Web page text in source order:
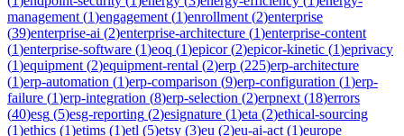
management (1)engagement (1)enrollment (2)enterprise
(39)enterprise-ai (2)enterprise-architecture (1)enterprise-content
(1)enterprise-software (1)eoq (1)epicor(2)epicor-kinetic (1)eprivacy
(1)equipment (2)equipment-rental (2)erp (225)erp-architecture
(1)erp-automation (1)erp-comparison (9)erp-configuration (1)erp-
failure (1)erp-integration (8)erp-selection (2)erpnext (18)errors
(40)esg (5)esg-reporting (2)esignature (1)eta (2)ethical-sourcing
(1)ethics (1)etims (1)etl (5)etsy (3)eu (2)eu-ai-act (1)europe